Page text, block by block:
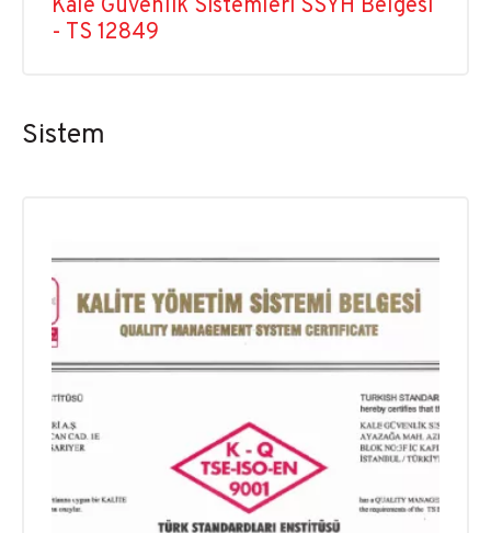
Kale Güvenlik Sistemleri SSYH Belgesi
- TS 12849
Sistem